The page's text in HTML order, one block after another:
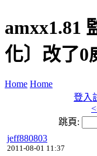
amxx1.81
化〕改了0
Home Home
登入
跳頁:
jeff880803
2011-08-01 11:37